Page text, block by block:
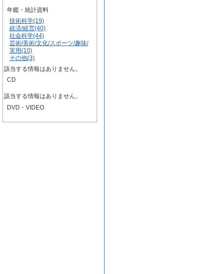
年鑑・統計資料
技術科学(19)
経済/経営(40)
社会科学(44)
芸術/美術/文化/スポーツ/趣味/
実用(10)
その他(3)
該当する情報はありません。
CD
該当する情報はありません。
DVD・VIDEO